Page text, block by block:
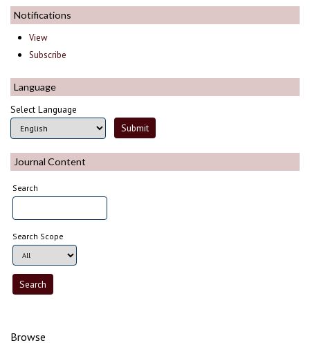
Notifications
View
Subscribe
Language
Select Language
Journal Content
Search
Search Scope
Browse